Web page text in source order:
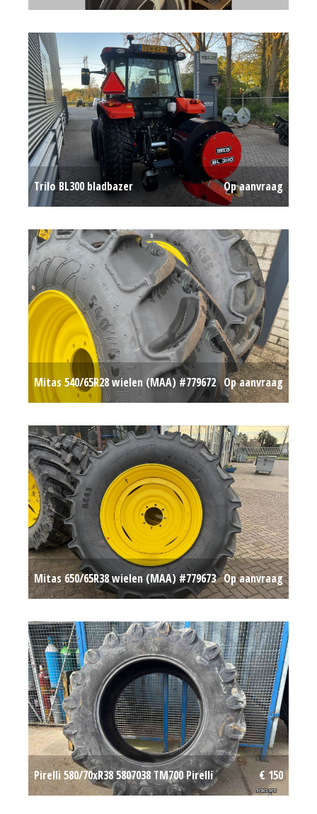
Trilo BL300 bladbazer Op aanvraag
Mitas 540/65R28 wielen (MAA) #779672 Op aanvraag
Mitas 650/65R38 wielen (MAA) #779673 Op aanvraag
Pirelli 580/70xR38 5807038 TM700 Pirelli € 150